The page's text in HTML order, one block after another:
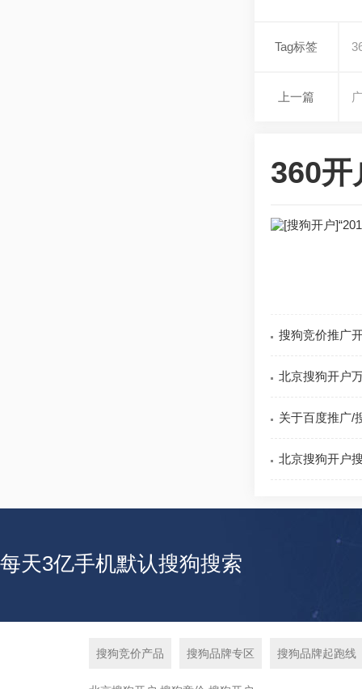
Tag标签
上一篇
360开
搜狗竞价推广
北京搜狗开户
关于百度推广/
北京搜狗开户
每天3亿手机默认搜狗搜索
搜狗竞价产品 搜狗品牌专区 搜狗品牌起跑线